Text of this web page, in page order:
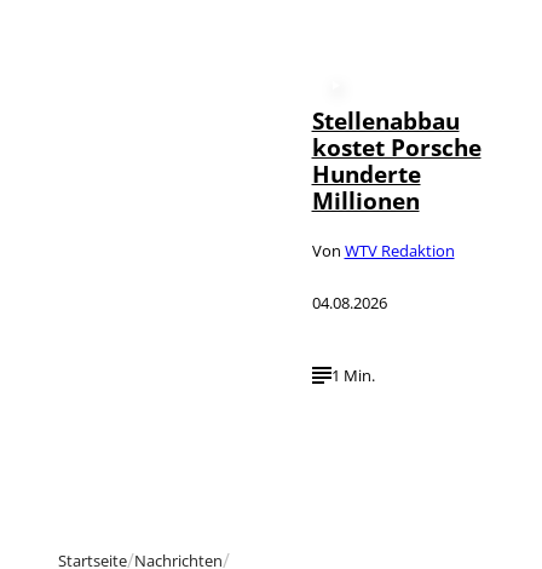
Stellenabbau
kostet Porsche
Hunderte
Millionen
Von WTV Redaktion
04.08.2026
1 Min.
Startseite Nachrichten